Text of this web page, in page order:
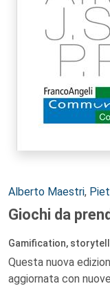
Autori:
Alberto Maestri,
Giochi da
Gamification,
Questa nuova
aggiornata con